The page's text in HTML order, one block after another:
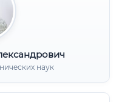
наук